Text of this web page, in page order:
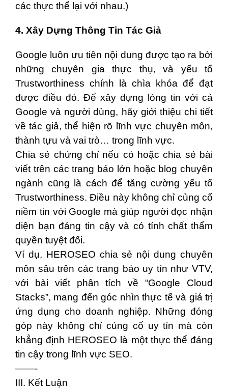
các thực thể lại với nhau.)
4. Xây Dựng Thông Tin Tác Giả
Google luôn ưu tiên nội dung được tạo ra bởi
những chuyên gia thực thụ, và yếu tố
Trustworthiness chính là chìa khóa để đạt
được điều đó. Để xây dựng lòng tin với cả
Google và người dùng, hãy giới thiệu chi tiết
về tác giả, thể hiện rõ lĩnh vực chuyên môn,
thành tựu và vai trò… trong lĩnh vực.
Chia sẻ chứng chỉ nếu có hoặc chia sẻ bài
viết trên các trang báo lớn hoặc blog chuyên
ngành cũng là cách để tăng cường yếu tố
Trustworthiness. Điều này không chỉ củng cố
niềm tin với Google mà giúp người đọc nhận
diện bạn đáng tin cậy và có tính chất thẩm
quyền tuyệt đối.
Ví dụ, HEROSEO chia sẻ nội dung chuyên
môn sâu trên các trang báo uy tín như VTV,
với bài viết phân tích về “Google Cloud
Stacks”, mang đến góc nhìn thực tế và giá trị
ứng dụng cho doanh nghiệp. Những đóng
góp này không chỉ củng cố uy tín mà còn
khẳng định HEROSEO là một thực thể đáng
tin cậy trong lĩnh vực SEO.
——-
III. Kết Luận